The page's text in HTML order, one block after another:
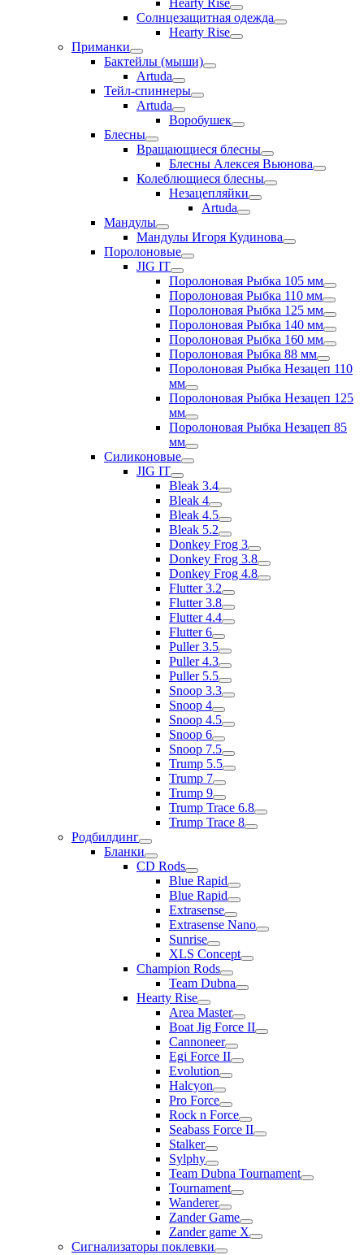
Hearty Rise
Солнцезащитная одежда
Hearty Rise
Приманки
Бактейлы (мыши)
Artuda
Тейл-спиннеры
Artuda
Воробушек
Блесны
Вращающиеся блесны
Блесны Алексея Вьюнова
Колеблющиеся блесны
Незацепляйки
Artuda
Мандулы
Мандулы Игоря Кудинова
Поролоновые
JIG IT
Поролоновая Рыбка 105 мм
Поролоновая Рыбка 110 мм
Поролоновая Рыбка 125 мм
Поролоновая Рыбка 140 мм
Поролоновая Рыбка 160 мм
Поролоновая Рыбка 88 мм
Поролоновая Рыбка Незацеп 110
мм
Поролоновая Рыбка Незацеп 125
мм
Поролоновая Рыбка Незацеп 85
мм
Силиконовые
JIG IT
Bleak 3.4
Bleak 4
Bleak 4.5
Bleak 5.2
Donkey Frog 3
Donkey Frog 3.8
Donkey Frog 4.8
Flutter 3.2
Flutter 3.8
Flutter 4.4
Flutter 6
Puller 3.5
Puller 4.3
Puller 5.5
Snoop 3.3
Snoop 4
Snoop 4.5
Snoop 6
Snoop 7.5
Trump 5.5
Trump 7
Trump 9
Trump Trace 6.8
Trump Trace 8
Родбилдинг
Бланки
CD Rods
Blue Rapid
Blue Rapid
Extrasense
Extrasense Nano
Sunrise
XLS Concept
Champion Rods
Team Dubna
Hearty Rise
Area Master
Boat Jig Force II
Cannoneer
Egi Force II
Evolution
Halcyon
Pro Force
Rock n Force
Seabass Force II
Stalker
Sylphy
Team Dubna Tournament
Tournament
Wanderer
Zander Game
Zander game X
Сигнализаторы поклевки